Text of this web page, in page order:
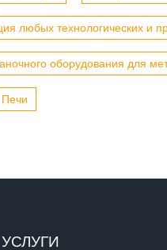
любых технологических и
оборудования для
Печи
УСЛУГИ